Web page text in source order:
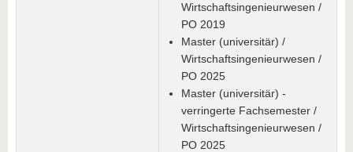
Wirtschaftsingenieurwesen /
PO 2019
Master (universitär) /
Wirtschaftsingenieurwesen /
PO 2025
Master (universitär) -
verringerte Fachsemester /
Wirtschaftsingenieurwesen /
PO 2025